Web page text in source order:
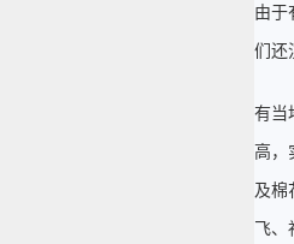
由于
们还
有当
高，
及棉
飞、